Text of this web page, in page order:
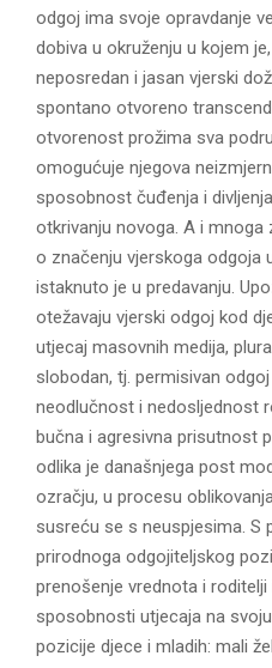
odgoj ima svoje opravdanje
dobiva u okruženju u kojem
neposredan i jasan vjerski
spontano otvoreno
otvorenost prožima sva
omogućuje njegova
sposobnost čuđenja i
otkrivanju novoga. A i
o značenju vjerskoga odgoja
istaknuto je u predavanju.
otežavaju vjerski odgoj kod
utjecaj masovnih medija,
slobodan, tj. permisivan
neodlučnost i nedosljednost
bučna i agresivna prisutnost
odlika je današnjega post
ozračju, u procesu
susreću se s neuspjesima. S
prirodnoga odgojiteljskog
prenošenje vrednota i
sposobnosti utjecaja na
pozicije djece i mladih: mali